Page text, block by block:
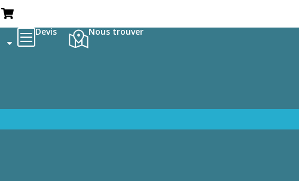
Devis Nous trouver